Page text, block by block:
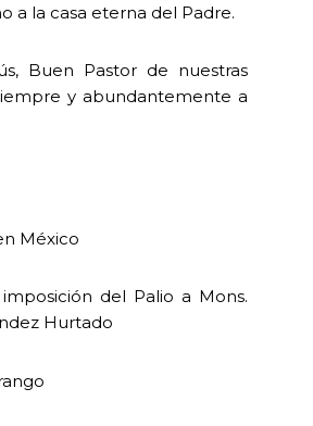
a la casa eterna del Padre.
Buen Pastor de nuestras
y abundantemente a
México
del Palio a Mons.
Hurtado